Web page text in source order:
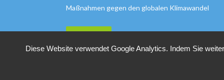
Maßnahmen gegen den globalen Klimawandel
Diese Website verwendet Google Analytics. Indem Sie